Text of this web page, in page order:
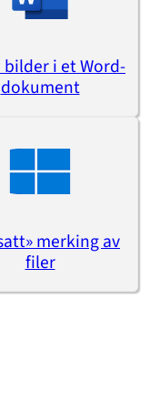
bilder i et Word-
dokument
merking av
filer